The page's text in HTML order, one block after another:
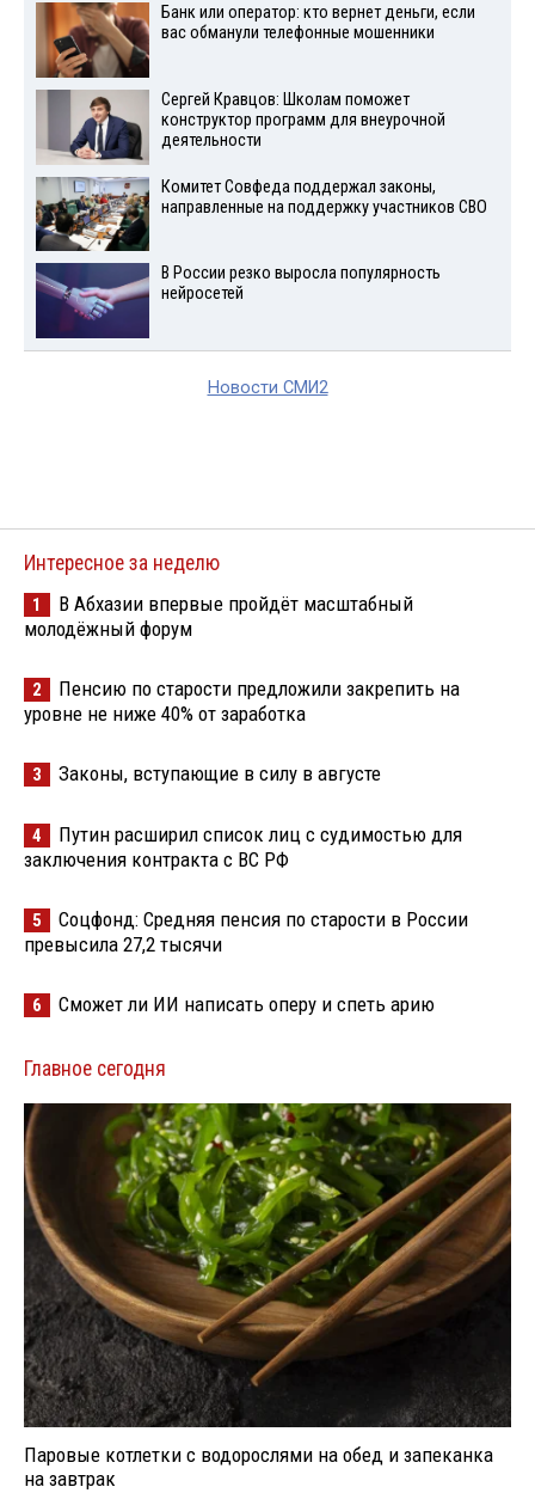
Банк или оператор: кто вернет деньги, если
вас обманули телефонные мошенники
Сергей Кравцов: Школам поможет
конструктор программ для внеурочной
деятельности
Комитет Совфеда поддержал законы,
направленные на поддержку участников СВО
В России резко выросла популярность
нейросетей
Новости СМИ2
Интересное за неделю
1
В Абхазии впервые пройдёт масштабный
молодёжный форум
2
Пенсию по старости предложили закрепить на
уровне не ниже 40% от заработка
3 Законы, вступающие в силу в августе
4
Путин расширил список лиц с судимостью для
заключения контракта с ВС РФ
5
Соцфонд: Средняя пенсия по старости в России
превысила 27,2 тысячи
6 Сможет ли ИИ написать оперу и спеть арию
Главное сегодня
Паровые котлетки с водорослями на обед и запеканка
на завтрак